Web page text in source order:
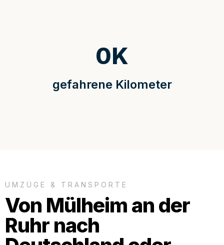
gefahrene Kilometer
0K
UMZÜGE & TRANSPORTE
Von Mülheim an der
Ruhr nach